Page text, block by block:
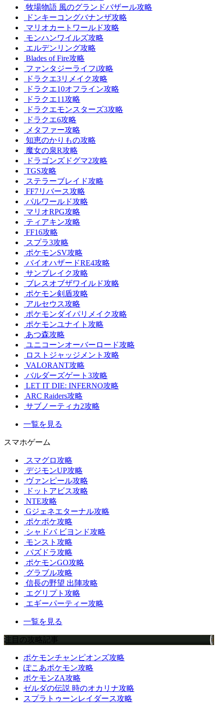
牧場物語 風のグランドバザール攻略
ドンキーコングバナンザ攻略
マリオカートワールド攻略
モンハンワイルズ攻略
エルデンリング攻略
Blades of Fire攻略
ファンタジーライフi攻略
ドラクエ3リメイク攻略
ドラクエ10オフライン攻略
ドラクエ11攻略
ドラクエモンスターズ3攻略
ドラクエ6攻略
メタファー攻略
知恵のかりもの攻略
魔女の泉R攻略
ドラゴンズドグマ2攻略
TGS攻略
ステラーブレイド攻略
FF7リバース攻略
パルワールド攻略
マリオRPG攻略
ティアキン攻略
FF16攻略
スプラ3攻略
ポケモンSV攻略
バイオハザードRE4攻略
サンブレイク攻略
ブレスオブザワイルド攻略
ポケモン剣盾攻略
アルセウス攻略
ポケモンダイパリメイク攻略
ポケモンユナイト攻略
あつ森攻略
ユニコーンオーバーロード攻略
ロストジャッジメント攻略
VALORANT攻略
バルダーズゲート3攻略
LET IT DIE: INFERNO攻略
ARC Raiders攻略
サブノーティカ2攻略
一覧を見る
スマホゲーム
スマグロ攻略
デジモンUP攻略
ヴァンピール攻略
ドットアビス攻略
NTE攻略
Gジェネエターナル攻略
ポケポケ攻略
シャドバ ビヨンド攻略
モンスト攻略
パズドラ攻略
ポケモンGO攻略
グラブル攻略
信長の野望 出陣攻略
エグリプト攻略
エギーパーティー攻略
一覧を見る
注目の攻略記事
ポケモンチャンピオンズ攻略
ぽこあポケモン攻略
ポケモンZA攻略
ゼルダの伝説 時のオカリナ攻略
スプラトゥーンレイダース攻略